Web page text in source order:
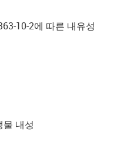
10-2에 따른 내유성
물 내성